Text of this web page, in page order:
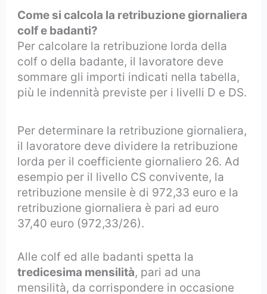
Come si calcola la retribuzione giornaliera
colf e badanti?
Per calcolare la retribuzione lorda della
colf o della badante, il lavoratore deve
sommare gli importi indicati nella tabella,
più le indennità previste per i livelli D e DS.
Per determinare la retribuzione giornaliera,
il lavoratore deve dividere la retribuzione
lorda per il coefficiente giornaliero 26. Ad
esempio per il livello CS convivente, la
retribuzione mensile è di 972,33 euro e la
retribuzione giornaliera è pari ad euro
37,40 euro (972,33/26).
Alle colf ed alle badanti spetta la
tredicesima mensilità, pari ad una
mensilità, da corrispondere in occasione